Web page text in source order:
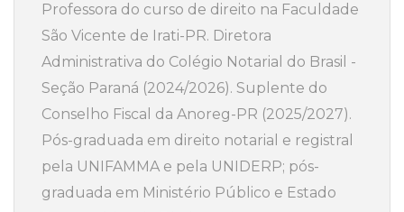
Professora do curso de direito na Faculdade
São Vicente de Irati-PR. Diretora
Administrativa do Colégio Notarial do Brasil -
Seção Paraná (2024/2026). Suplente do
Conselho Fiscal da Anoreg-PR (2025/2027).
Pós-graduada em direito notarial e registral
pela UNIFAMMA e pela UNIDERP; pós-
graduada em Ministério Público e Estado